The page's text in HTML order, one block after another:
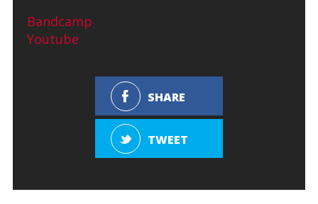
Bandcamp
Youtube
SHARE
TWEET